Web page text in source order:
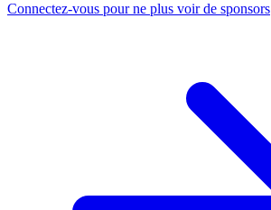
Connectez-vous pour ne plus voir de sponsors